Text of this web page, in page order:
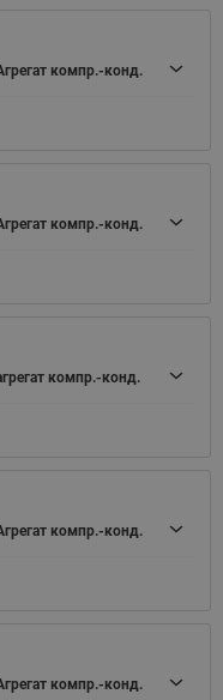
компр.-конд.
компр.-конд.
компр.-конд.
компр.-конд.
компр.-конд.